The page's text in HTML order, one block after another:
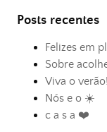
Posts recentes
Felizes em
Sobre
Viva o verão!
Nós e o ☀️
c a s a ❤️